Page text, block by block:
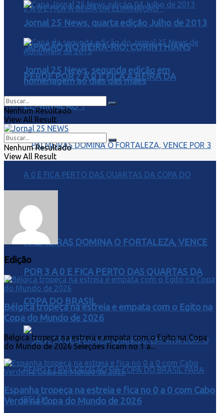
“APAGÃO NO BEIRA-RIO: CORINTHIANS
PERDE POR 2 A 0 E FICA À BEIRA DA
ELIMINAÇÃO”.
PALMEIRAS DOMINA O FORTALEZA, VENCE
POR 3 A 0 E FICA PERTO DAS QUARTAS DA
COPA DO BRASIL
Jornal 25 News, quarta edição Julho de 2013
Jornal 25 News, segunda edição em
homenagem ao dias das mães
Nenhum Resultado
View All Result
Nenhum Resultado
View All Result
Edição
Bélgica tropeça na estreia e empata com o Egito na
Copa do Mundo de 2026
Bélgica tropeça na estreia e empata com o Egito na Copa
do Mundo de 2026 Seleções ficam no 1 a...
Espanha tropeça na estreia e fica no 0 a 0 com Cabo
Verde na Copa do Mundo de 2026